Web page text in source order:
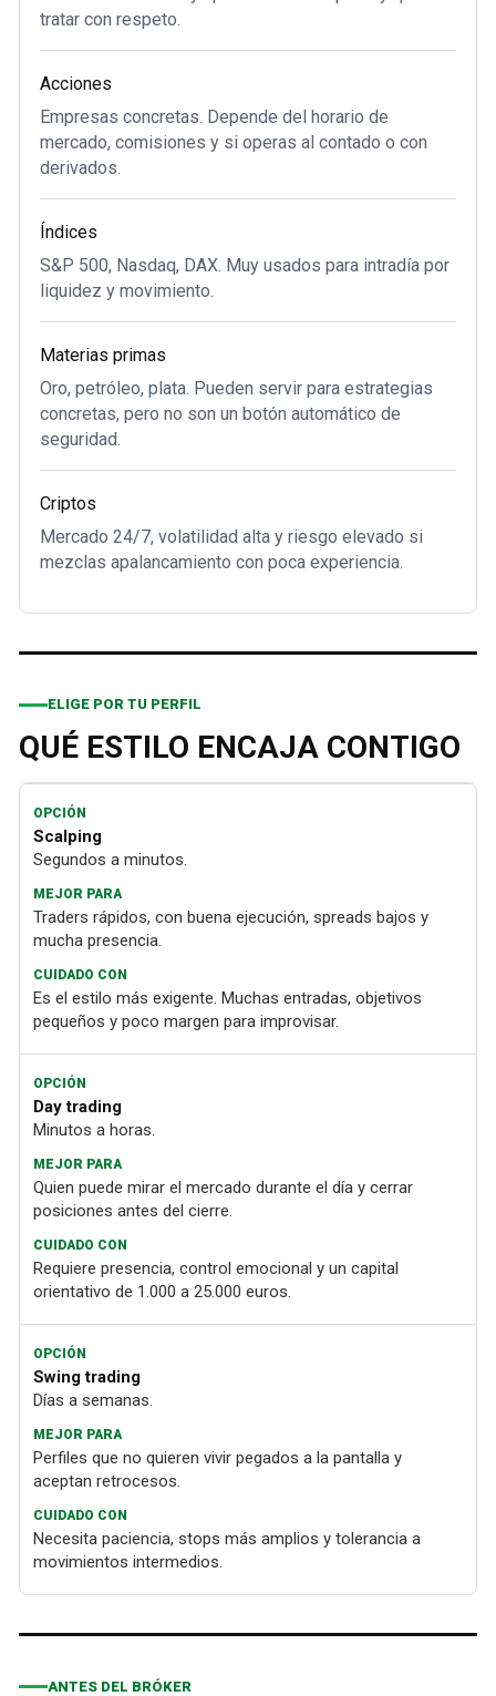
tratar con respeto.
Acciones
Empresas concretas. Depende del horario de
mercado, comisiones y si operas al contado o con
derivados.
Índices
S&P 500, Nasdaq, DAX. Muy usados para intradía por
liquidez y movimiento.
Materias primas
Oro, petróleo, plata. Pueden servir para estrategias
concretas, pero no son un botón automático de
seguridad.
Criptos
Mercado 24/7, volatilidad alta y riesgo elevado si
mezclas apalancamiento con poca experiencia.
ELIGE POR TU PERFIL
QUÉ ESTILO ENCAJA CONTIGO
Scalping
Segundos a minutos.
Traders rápidos, con buena ejecución, spreads bajos y
mucha presencia.
Es el estilo más exigente. Muchas entradas, objetivos
pequeños y poco margen para improvisar.
Day trading
Minutos a horas.
Quien puede mirar el mercado durante el día y cerrar
posiciones antes del cierre.
Requiere presencia, control emocional y un capital
orientativo de 1.000 a 25.000 euros.
Swing trading
Días a semanas.
Perfiles que no quieren vivir pegados a la pantalla y
aceptan retrocesos.
Necesita paciencia, stops más amplios y tolerancia a
movimientos intermedios.
ANTES DEL BRÓKER